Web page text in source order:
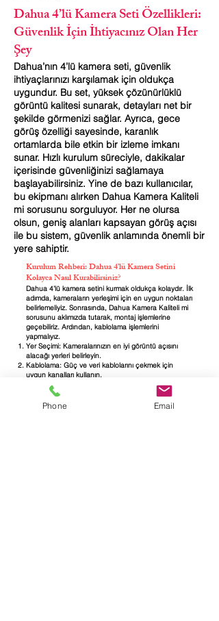
Dahua 4’lü Kamera Seti Özellikleri:
Güvenlik İçin İhtiyacınız Olan Her
Şey
Dahua’nın 4’lü kamera seti, güvenlik
ihtiyaçlarınızı karşılamak için oldukça
uygundur. Bu set, yüksek çözünürlüklü
görüntü kalitesi sunarak, detayları net bir
şekilde görmenizi sağlar. Ayrıca, gece
görüş özelliği sayesinde, karanlık
ortamlarda bile etkin bir izleme imkanı
sunar. Hızlı kurulum süreciyle, dakikalar
içerisinde güvenliğinizi sağlamaya
başlayabilirsiniz. Yine de bazı kullanıcılar,
bu ekipmanı alırken Dahua Kamera Kaliteli
mi sorusunu sorguluyor. Her ne olursa
olsun, geniş alanları kapsayan görüş açısı
ile bu sistem, güvenlik anlamında önemli bir
yere sahiptir.
Kurulum Rehberi: Dahua 4’lü Kamera Setini
Kolayca Nasıl Kurabilirsiniz?
Dahua 4’lü kamera setini kurmak oldukça kolaydır. İlk
adımda, kameraların yerleşimi için en uygun noktaları
belirlemeliyiz. Sonrasında, Dahua Kamera Kaliteli mi
sorusunu aklımızda tutarak, montaj işlemlerine
geçebiliriz. Ardından, kablolama işlemlerini
yapmalıyız.
Yer Seçimi: Kameralarınızın en iyi görüntü açısını
alacağı yerleri belirleyin.
Kablolama: Güç ve veri kablolarını çekmek için
uygun kanalları kullanın.
Montaj: Kameraları duvara veya tavana güvenli bir
şekilde monte edin.
Test Etme: Sistemi çalıştırın ve görüntü kalitesini
Phone Email